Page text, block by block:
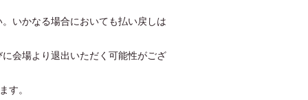
いかなる場合においても払い戻しは
会場より退出いただく可能性がござ
す。